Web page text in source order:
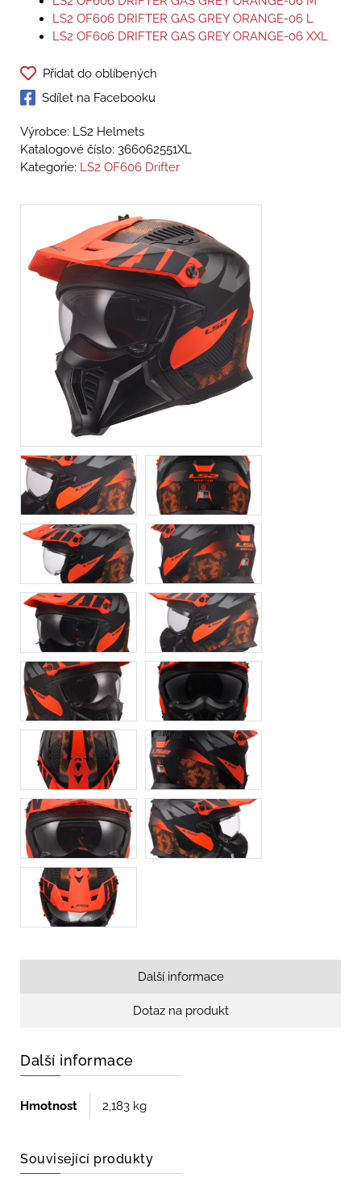
LS2 OF606 DRIFTER GAS GREY ORANGE-06 L
LS2 OF606 DRIFTER GAS GREY ORANGE-06 XXL
Přidat do oblíbených
Sdílet na Facebooku
Výrobce: LS2 Helmets
Katalogové číslo: 366062551XL
Kategorie: LS2 OF606 Drifter
Další informace
Dotaz na produkt
Další informace
Hmotnost 2,183 kg
Související produkty